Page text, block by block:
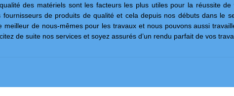
des matériels sont les facteurs les plus utiles pour la réussite
de produits de qualité et cela depuis nos débuts dans le
de nous-mêmes pour les travaux et nous pouvons aussi
de suite nos services et soyez assurés d’un rendu parfait de vos